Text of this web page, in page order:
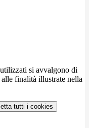
si avvalgono di
finalità illustrate nella
tutti i cookies